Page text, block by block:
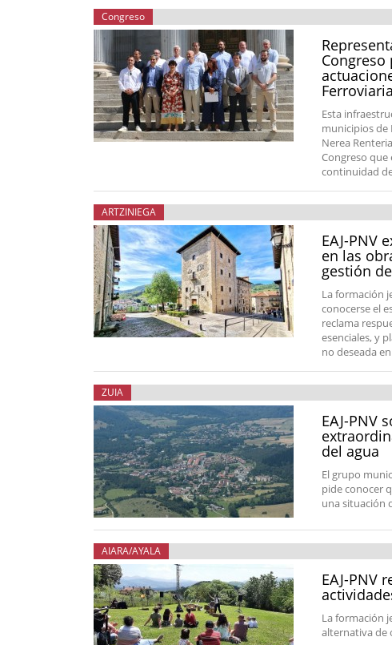
Congreso
Ferroviaria
Esta
municipios de
Nerea
Congreso que
continuidad
ARTZINIEGA
EAJ-PNV
en las
gestión
La formación
conocerse el
reclama
esenciales, y
no deseada
ZUIA
EAJ-PNV
del agua
El grupo
pide conocer
una situación
AIARA/AYALA
EAJ-PNV
La formación
alternativa de